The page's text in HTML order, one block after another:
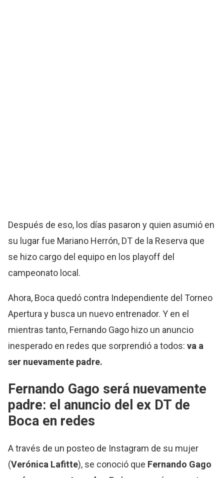
Después de eso, los días pasaron y quien asumió en
su lugar fue Mariano Herrón, DT de la Reserva que
se hizo cargo del equipo en los playoff del
campeonato local.
Ahora, Boca quedó contra Independiente del Torneo
Apertura y busca un nuevo entrenador. Y en el
mientras tanto, Fernando Gago hizo un anuncio
inesperado en redes que sorprendió a todos:va a
ser nuevamente padre.
Fernando Gago será nuevamente
padre: el anuncio del ex DT de
Boca en redes
A través de un posteo de Instagram de su mujer
(Verónica Lafitte), se conoció que Fernando Gago